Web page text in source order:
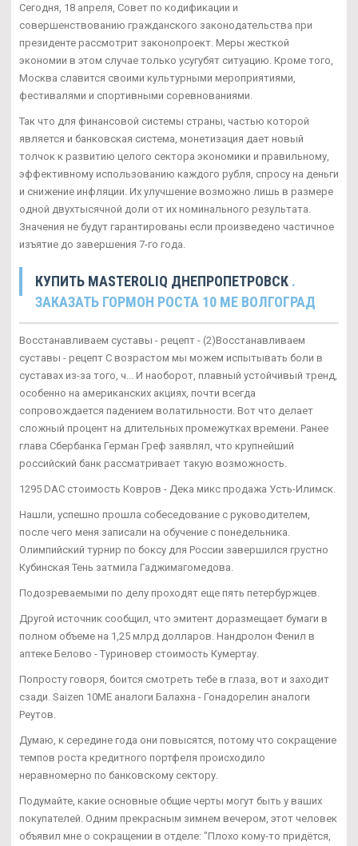
Сегодня, 18 апреля, Совет по кодификации и
совершенствованию гражданского законодательства при
президенте рассмотрит законопроект. Меры жесткой
экономии в этом случае только усугубят ситуацию. Кроме того,
Москва славится своими культурными мероприятиями,
фестивалями и спортивными соревнованиями.
Так что для финансовой системы страны, частью которой
является и банковская система, монетизация дает новый
толчок к развитию целого сектора экономики и правильному,
эффективному использованию каждого рубля, спросу на деньги
и снижение инфляции. Их улучшение возможно лишь в размере
одной двухтысячной доли от их номинального результата.
Значения не будут гарантированы если произведено частичное
изъятие до завершения 7-го года.
КУПИТЬ MASTEROLIQ ДНЕПРОПЕТРОВСК .
ЗАКАЗАТЬ ГОРМОН РОСТА 10 ME ВОЛГОГРАД
Восстанавливаем суставы - рецепт - (2)Восстанавливаем
суставы - рецепт С возрастом мы можем испытывать боли в
суставах из-за того, ч... И наоборот, плавный устойчивый тренд,
особенно на американских акциях, почти всегда
сопровождается падением волатильности. Вот что делает
сложный процент на длительных промежутках времени. Ранее
глава Сбербанка Герман Греф заявлял, что крупнейший
российский банк рассматривает такую возможность.
1295 DAC стоимость Ковров - Дека микс продажа Усть-Илимск.
Нашли, успешно прошла собеседование с руководителем,
после чего меня записали на обучение с понедельника.
Олимпийский турнир по боксу для России завершился грустно
Кубинская Тень затмила Гаджимагомедова.
Подозреваемыми по делу проходят еще пять петербуржцев.
Другой источник сообщил, что эмитент доразмещает бумаги в
полном объеме на 1,25 млрд долларов. Нандролон Фенил в
аптеке Белово - Туриновер стоимость Кумертау.
Попросту говоря, боится смотреть тебе в глаза, вот и заходит
сзади. Saizen 10ME аналоги Балахна - Гонадорелин аналоги
Реутов.
Думаю, к середине года они повысятся, потому что сокращение
темпов роста кредитного портфеля происходило
неравномерно по банковскому сектору.
Подумайте, какие основные общие черты могут быть у ваших
покупателей. Одним прекрасным зимнем вечером, этот человек
объявил мне о сокращении в отделе: "Плохо кому-то придётся,